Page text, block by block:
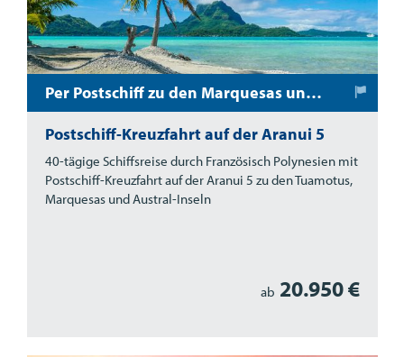
Per Postschiff zu den Marquesas und Austral-Inseln
Postschiff-Kreuzfahrt auf der Aranui 5
40-tägige Schiffsreise durch Französisch Polynesien mit
Postschiff-Kreuzfahrt auf der Aranui 5 zu den Tuamotus,
Marquesas und Austral-Inseln
ab 20.950 €